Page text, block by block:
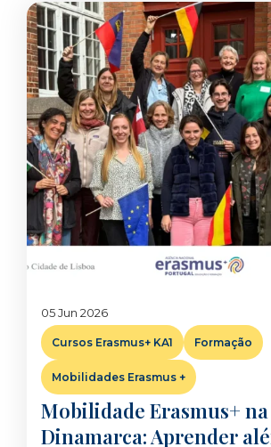
05 Jun 2026
Cursos Erasmus+ KA1 Formação
Mobilidades Erasmus +
Mobilidade Erasmus+ na
Dinamarca: Aprender